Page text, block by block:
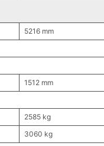
5216 mm
1512 mm
2585 kg
3060 kg